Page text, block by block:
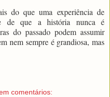
do que uma experiência de
de que a história nunca é
do passado podem assumir
nem sempre é grandiosa, mas
comentários: